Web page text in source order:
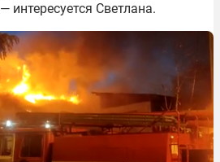
— интересуется Светлана.